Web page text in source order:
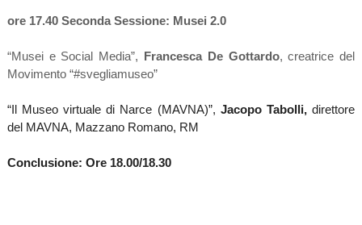
ore 17.40 Seconda Sessione: Musei 2.0
“Musei e Social Media”, Francesca De Gottardo, creatrice del
Movimento “#svegliamuseo”
“Il Museo virtuale di Narce (MAVNA)”, Jacopo Tabolli,direttore
del MAVNA, Mazzano Romano, RM
Conclusione: Ore 18.00/18.30